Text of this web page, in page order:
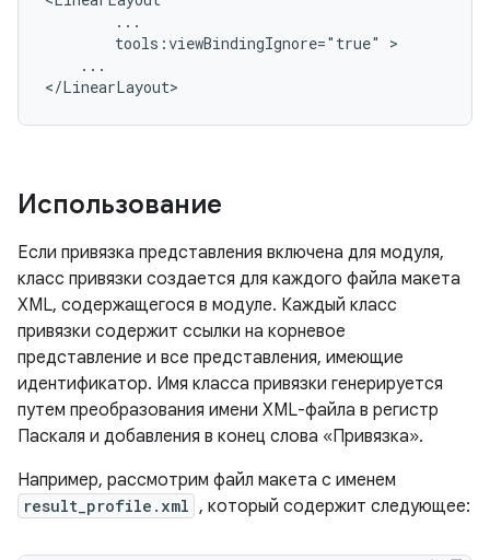
tools:viewBindingIgnore="true"
...
Использование
Если привязка представления включена для модуля,
класс привязки создается для каждого файла макета
XML, содержащегося в модуле. Каждый класс
привязки содержит ссылки на корневое
представление и все представления, имеющие
идентификатор. Имя класса привязки генерируется
путем преобразования имени XML-файла в регистр
Паскаля и добавления в конец слова «Привязка».
Например, рассмотрим файл макета с именем
result_profile.xml , который содержит следующее: